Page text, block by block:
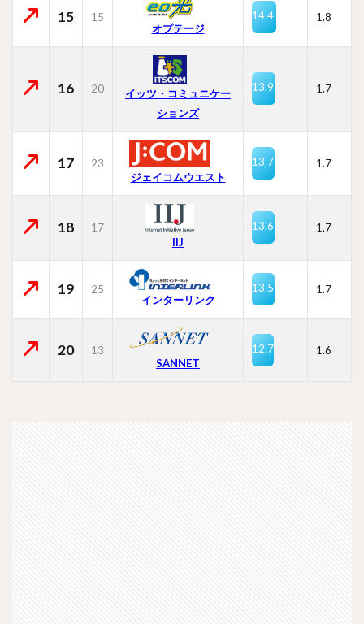
15
15
オプテージ
14.4 1.8
16 20
イッツ・コミュニケー
ションズ
13.9 1.7
17
23
ジェイコムウエスト
13.7 1.7
18
17
IIJ
13.6 1.7
19
25
インターリンク
13.5 1.7
20
13
SANNET
12.7 1.6